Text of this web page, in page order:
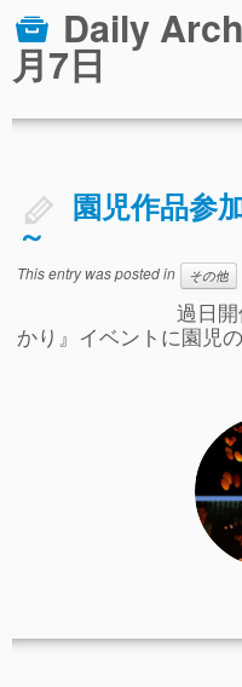
施設紹介
通園について
卒園児進路
お知らせ
2歳児クラス(ももたろ
募集概要(2歳児クラ
Daily
月7日
園児作品参
～
This entry was posted in その他
過日開催され
かり』イベントに園児